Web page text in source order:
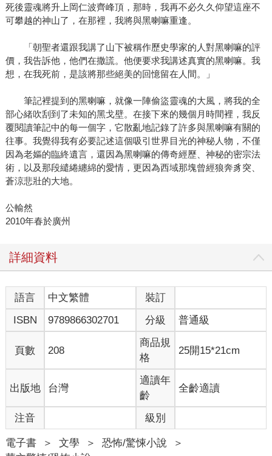
死後靈魂將升上岡仁波齊峰頂，那時，我再不必久久仰望這座不
可攀越的神山了，在那裡，我將與黑喇嘛重逢。
「朝聖者還跟我講了山下被稱作歷史學家的人對黑喇嘛的評
價，我告訴他，他們在撒謊。他便要求我講述真實的黑喇嘛。我
想，在我死前，是該將那些絕美的回憶留在人間。」
筆記裡提到的黑喇嘛，就像一陣偷盜靈魂的大風，將我的全
部心緒吹刮到了未知的黑戈壁。在接下來的幾個月時間裡，我反
覆閱讀筆記中的每一個字，它散亂地記錄了許多與黑喇嘛有關的
往事。我覺得我有必要記述這個吸引世界目光的神秘人物，不僅
因為老嫗的臨終遺言，還因為黑喇嘛的傳奇經歷、神秘的密宗法
術，以及那段繾綣纏綿的愛情，更因為西域那塊曾經狼奔豸突、
蒼涼悲壯的大地。
公輸然
2010年春於廣州
詳細資料
語言 中文繁體
裝訂
ISBN
9789866302701 分級 普通級
頁數 208
商品規
格
25開15*21cm
出版地 台灣
適讀年
齡
全齡適讀
注音 級別
電子書 ＞ 文學 ＞ 恐怖/驚悚小說
＞